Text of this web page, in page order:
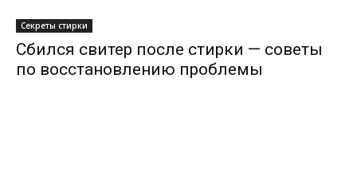
Секреты стирки
Сбился свитер после стирки — советы
по восстановлению проблемы